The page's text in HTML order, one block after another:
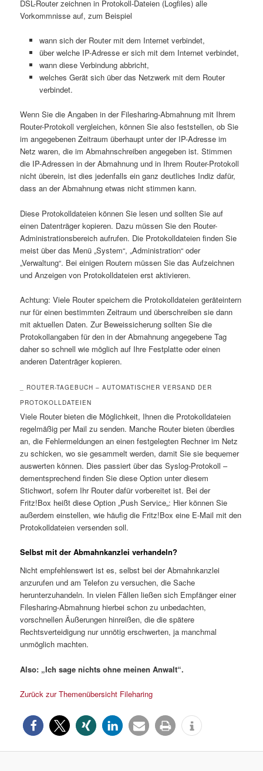
DSL-Router zeichnen in Protokoll-Dateien (Logfiles) alle
Vorkommnisse auf, zum Beispiel
wann sich der Router mit dem Internet verbindet,
über welche IP-Adresse er sich mit dem Internet verbindet,
wann diese Verbindung abbricht,
welches Gerät sich über das Netzwerk mit dem Router
verbindet.
Wenn Sie die Angaben in der Filesharing-Abmahnung mit Ihrem
Router-Protokoll vergleichen, können Sie also feststellen, ob Sie
im angegebenen Zeitraum überhaupt unter der IP-Adresse im
Netz waren, die im Abmahnschreiben angegeben ist. Stimmen
die IP-Adressen in der Abmahnung und in Ihrem Router-Protokoll
nicht überein, ist dies jedenfalls ein ganz deutliches Indiz dafür,
dass an der Abmahnung etwas nicht stimmen kann.
Diese Protokolldateien können Sie lesen und sollten Sie auf
einen Datenträger kopieren. Dazu müssen Sie den Router-
Administrationsbereich aufrufen. Die Protokolldateien finden Sie
meist über das Menü „System“, „Administration“ oder
„Verwaltung“. Bei einigen Routern müssen Sie das Aufzeichnen
und Anzeigen von Protokolldateien erst aktivieren.
Achtung: Viele Router speichern die Protokolldateien geräteintern
nur für einen bestimmten Zeitraum und überschreiben sie dann
mit aktuellen Daten. Zur Beweissicherung sollten Sie die
Protokollangaben für den in der Abmahnung angegebene Tag
daher so schnell wie möglich auf Ihre Festplatte oder einen
anderen Datenträger kopieren.
_ ROUTER-TAGEBUCH – AUTOMATISCHER VERSAND DER
PROTOKOLLDATEIEN
Viele Router bieten die Möglichkeit, Ihnen die Protokolldateien
regelmäßig per Mail zu senden. Manche Router bieten überdies
an, die Fehlermeldungen an einen festgelegten Rechner im Netz
zu schicken, wo sie gesammelt werden, damit Sie sie bequemer
auswerten können. Dies passiert über das Syslog-Protokoll –
dementsprechend finden Sie diese Option unter diesem
Stichwort, sofern Ihr Router dafür vorbereitet ist. Bei der
Fritz!Box heißt diese Option „PushService„: Hier können Sie
außerdem einstellen, wie häufig die Fritz!Box eine E-Mail mit den
Protokolldateien versenden soll.
Selbst mit der Abmahnkanzlei verhandeln?
Nicht empfehlenswert ist es, selbst bei der Abmahnkanzlei
anzurufen und am Telefon zu versuchen, die Sache
herunterzuhandeln. In vielen Fällen ließen sich Empfänger einer
Filesharing-Abmahnung hierbei schon zu unbedachten,
vorschnellen Äußerungen hinreißen, die die spätere
Rechtsverteidigung nur unnötig erschwerten, ja manchmal
unmöglich machten.
Also: „Ich sage nichts ohne meinen Anwalt“.
Zurück zur Themenübersicht Fileharing